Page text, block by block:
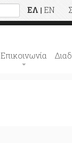
ΕΛ | EN
Επικοινωνία